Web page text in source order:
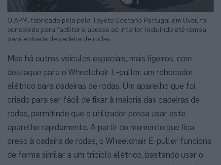
O APM, fabricado pela pela Toyota Caetano Portugal em Ovar, foi
concebido para facilitar o acesso ao interior, incluindo até rampa
para entrada de cadeira de rodas
Mas há outros veículos especiais, mais ligeiros, com
destaque para o Wheelchair E-puller, um rebocador
elétrico para cadeiras de rodas. Um aparelho que foi
criado para ser fácil de fixar à maioria das cadeiras de
rodas, permitindo que o utilizador possa usar este
aparelho rapidamente. A partir do momento que fica
preso à cadeira de rodas, o Wheelchair E-puller funciona
de forma similar a um triciclo elétrico, bastando usar o